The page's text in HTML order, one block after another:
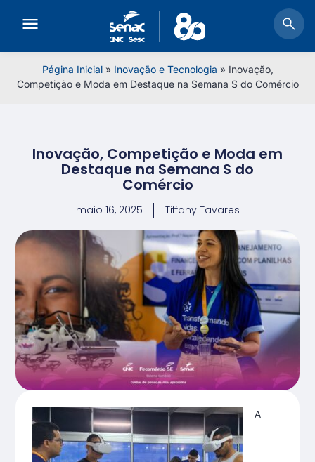
Página Inicial» Inovação e Tecnologia » Inovação,
Competição e Moda em Destaque na Semana S do Comércio
Inovação, Competição e Moda em
Destaque na Semana S do
Comércio
maio 16, 2025 Tiffany Tavares
A